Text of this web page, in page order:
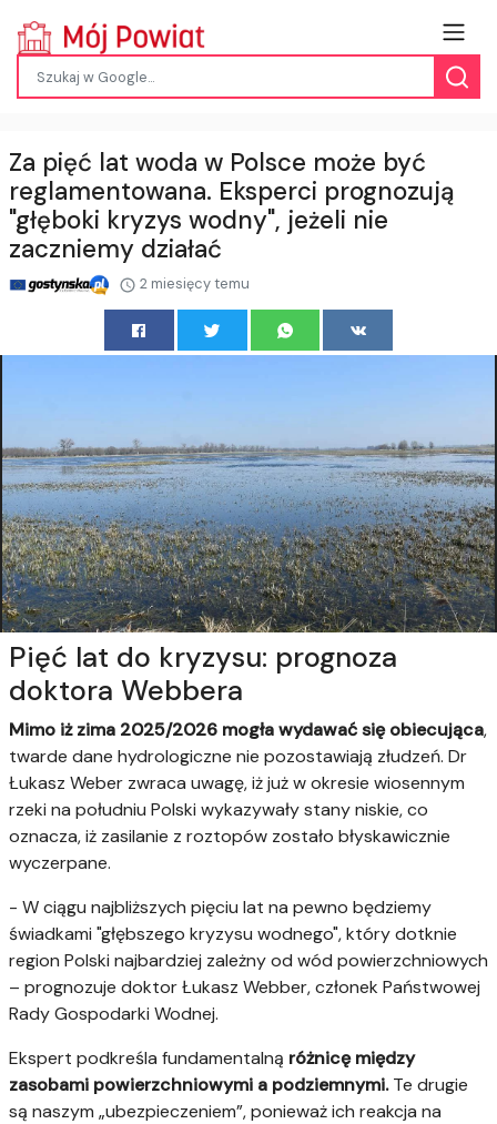
Za pięć lat woda w Polsce może być
reglamentowana. Eksperci prognozują
"głęboki kryzys wodny", jeżeli nie
zaczniemy działać
2 miesięcy temu
Pięć lat do kryzysu: prognoza
doktora Webbera
Mimo iż zima 2025/2026 mogła wydawać się obiecująca,
twarde dane hydrologiczne nie pozostawiają złudzeń. Dr
Łukasz Weber zwraca uwagę, iż już w okresie wiosennym
rzeki na południu Polski wykazywały stany niskie, co
oznacza, iż zasilanie z roztopów zostało błyskawicznie
wyczerpane.
- W ciągu najbliższych pięciu lat na pewno będziemy
świadkami "głębszego kryzysu wodnego", który dotknie
region Polski najbardziej zależny od wód powierzchniowych
– prognozuje doktor Łukasz Webber, członek Państwowej
Rady Gospodarki Wodnej.
Ekspert podkreśla fundamentalną różnicę między
zasobami powierzchniowymi a podziemnymi.Te drugie
są naszym „ubezpieczeniem”, ponieważ ich reakcja na